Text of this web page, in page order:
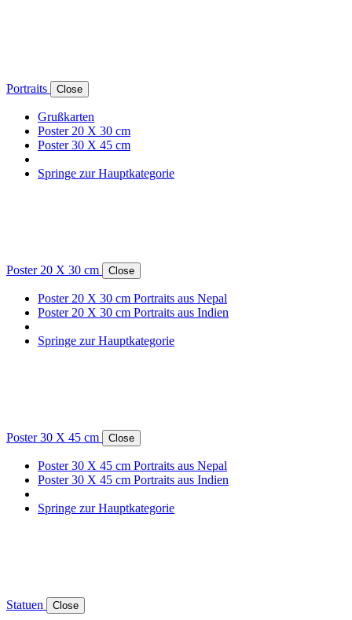
Portraits Close
Grußkarten
Poster 20 X 30 cm
Poster 30 X 45 cm
Springe zur Hauptkategorie
Poster 20 X 30 cm Close
Poster 20 X 30 cm Portraits aus Nepal
Poster 20 X 30 cm Portraits aus Indien
Springe zur Hauptkategorie
Poster 30 X 45 cm Close
Poster 30 X 45 cm Portraits aus Nepal
Poster 30 X 45 cm Portraits aus Indien
Springe zur Hauptkategorie
Statuen Close